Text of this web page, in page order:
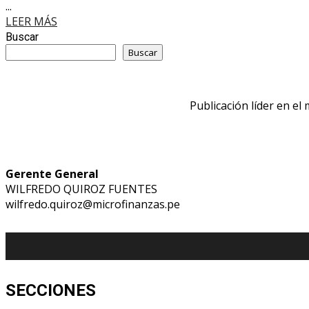
...
LEER MÁS
Buscar
Buscar
Publicación líder en el
Gerente General
WILFREDO QUIROZ FUENTES
wilfredo.quiroz@microfinanzas.pe
SECCIONES